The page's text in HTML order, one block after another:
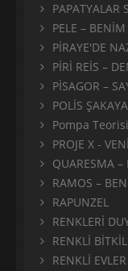
PAPATYALAR
PELE –
PİRAYE'DE
PİRİ REİS –
PİSAGOR –
POLİS
Pompa Teorisi
PROJE X - VENİ
QUARESMA
RAMOS –
RAPUNZEL
RENKLERİ
RENKLİ
RENKLİ EVLER